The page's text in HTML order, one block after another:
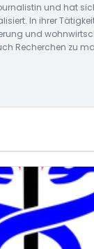
und hat
In ihrer
und
Recherchen zu